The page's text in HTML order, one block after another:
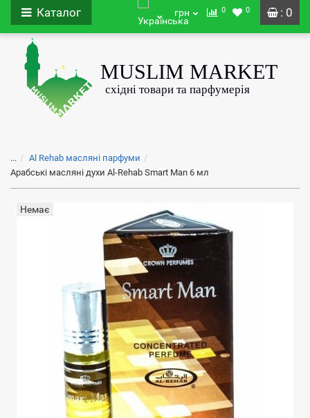
: 0
Каталог грн 0 0
...
Al Rehab масляні парфуми
Арабські масляні духи Al-Rehab Smart Man 6 мл
Немає